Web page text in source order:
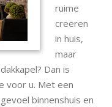
ruime
creëren
in huis,
maar
Dan is
voor u. Met een
binnenshuis en